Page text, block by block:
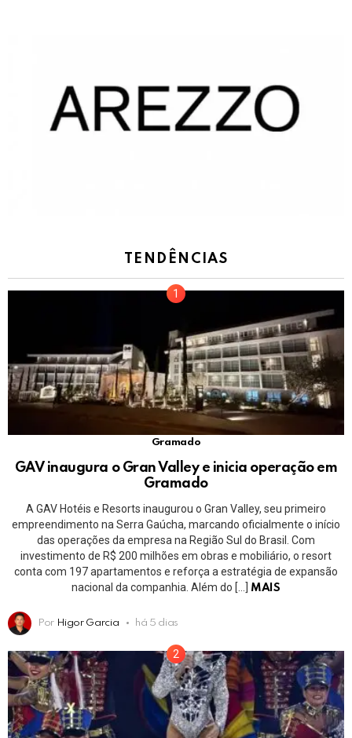
TENDÊNCIAS
Gramado
GAV inaugura o Gran Valley e inicia operação em
Gramado
A GAV Hotéis e Resorts inaugurou o Gran Valley, seu primeiro
empreendimento na Serra Gaúcha, marcando oficialmente o início
das operações da empresa na Região Sul do Brasil. Com
investimento de R$ 200 milhões em obras e mobiliário, o resort
conta com 197 apartamentos e reforça a estratégia de expansão
nacional da companhia. Além do […]
MAIS
Por Higor Garcia há 5 dias